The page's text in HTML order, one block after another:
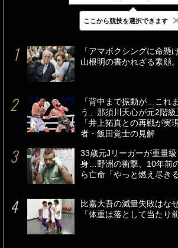
最新 24時間 週
「アマボクシングに命懸
山根明の書かれざる素顔。
「背中まで振動が…これ
う」那須川天心が元2階
「井上拓真との再戦が実
者・飯田覚士の見解
33歳元Jリーガーが重量
身…野洲の衝撃、10年前
ら亡命「やっと燃え尽き
比嘉大吾の減量失敗はな
「体重は落として当たり
ここから競技を選択できます